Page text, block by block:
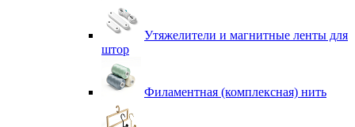
Утяжелители и магнитные ленты для
штор
Филаментная (комплексная) нить